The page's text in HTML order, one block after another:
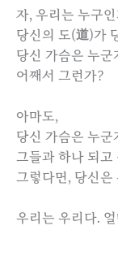
자, 우리는 누구
당신의 도(道)가
당신 가슴은 누군
어째서 그런가?
아마도,
당신 가슴은 누군
그들과 하나 되고
그렇다면, 당신은
우리는 우리다.